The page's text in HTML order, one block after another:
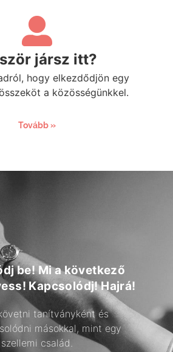
jársz itt?
hogy elkezdődjön egy
a közösségünkkel.
Tovább »
be! Mi a következő
Kapcsolódj! Hajrá!
tanítványként és
másokkal, mint egy
szellemi család.